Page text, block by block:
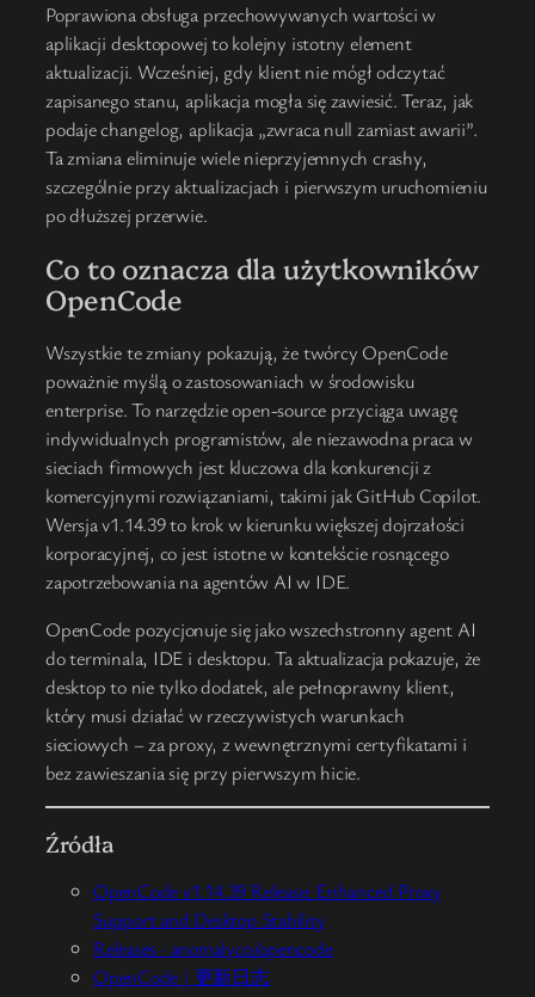
Poprawiona obsługa przechowywanych wartości w
aplikacji desktopowej to kolejny istotny element
aktualizacji. Wcześniej, gdy klient nie mógł odczytać
zapisanego stanu, aplikacja mogła się zawiesić. Teraz, jak
podaje changelog, aplikacja „zwraca null zamiast awarii”.
Ta zmiana eliminuje wiele nieprzyjemnych crashy,
szczególnie przy aktualizacjach i pierwszym uruchomieniu
po dłuższej przerwie.
Co to oznacza dla użytkowników
OpenCode
Wszystkie te zmiany pokazują, że twórcy OpenCode
poważnie myślą o zastosowaniach w środowisku
enterprise. To narzędzie open-source przyciąga uwagę
indywidualnych programistów, ale niezawodna praca w
sieciach firmowych jest kluczowa dla konkurencji z
komercyjnymi rozwiązaniami, takimi jak GitHub Copilot.
Wersja v1.14.39 to krok w kierunku większej dojrzałości
korporacyjnej, co jest istotne w kontekście rosnącego
zapotrzebowania na agentów AI w IDE.
OpenCode pozycjonuje się jako wszechstronny agent AI
do terminala, IDE i desktopu. Ta aktualizacja pokazuje, że
desktop to nie tylko dodatek, ale pełnoprawny klient,
który musi działać w rzeczywistych warunkach
sieciowych – za proxy, z wewnętrznymi certyfikatami i
bez zawieszania się przy pierwszym hicie.
Źródła
OpenCode v1.14.39 Release: Enhanced Proxy
Support and Desktop Stability
Releases · anomalyco/opencode
OpenCode | 更新日志